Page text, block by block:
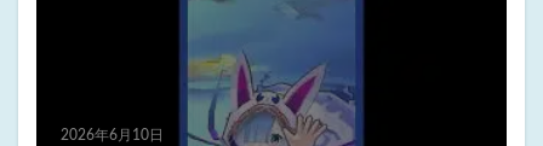
2026年6月10日